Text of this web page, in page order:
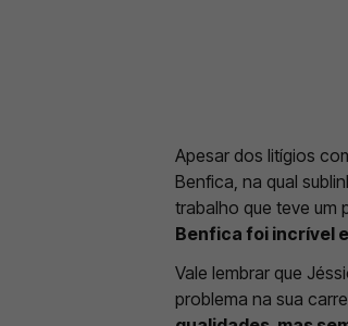
Apesar dos litígios
Benfica, na qual
trabalho que teve um
Benfica foi incrível
Vale lembrar que
problema na sua